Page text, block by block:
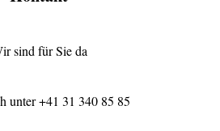
sind für Sie da
unter+41 31 340 85 85